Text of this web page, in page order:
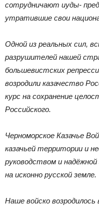
сотрудничают иуды-
утратившие свои
Одной из реальных сил,
разрушителей нашей
большевистских
возродили казачество
курс на сохранение
Российского.
Черноморское Казачье
казачьей территории и
руководством и
на исконно русской земле.
Наше войско возродилось